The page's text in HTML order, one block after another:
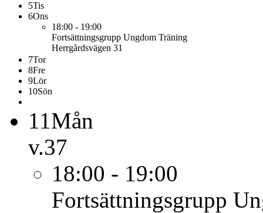
5Tis
6Ons
18:00 - 19:00
Fortsättningsgrupp Ungdom Träning
Herrgårdsvägen 31
7Tor
8Fre
9Lör
10Sön
11Mån
v.37
18:00 - 19:00
Fortsättningsgrupp